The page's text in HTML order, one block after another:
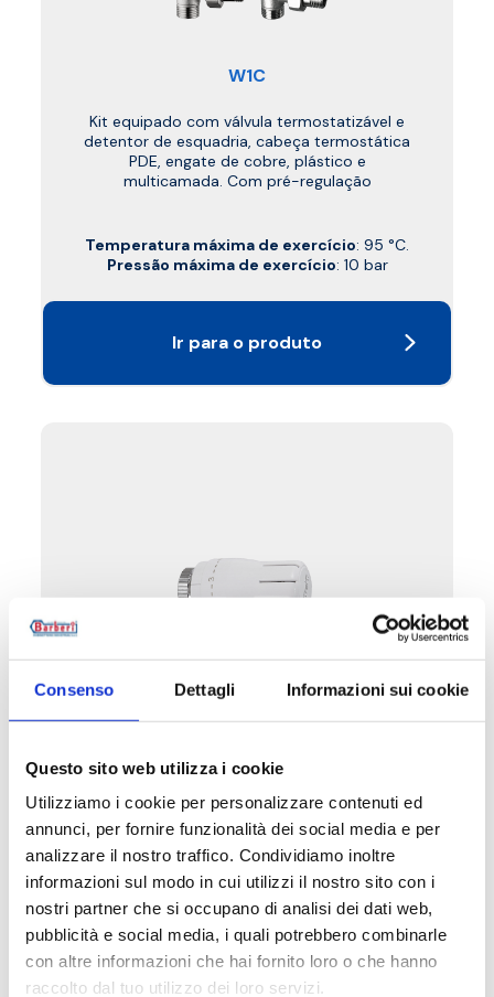
Consenso Dettagli Informazioni sui cookie
Questo sito web utilizza i cookie
Utilizziamo i cookie per personalizzare contenuti ed
annunci, per fornire funzionalità dei social media e per
analizzare il nostro traffico. Condividiamo inoltre
informazioni sul modo in cui utilizzi il nostro sito con i
nostri partner che si occupano di analisi dei dati web,
pubblicità e social media, i quali potrebbero combinarle
con altre informazioni che hai fornito loro o che hanno
raccolto dal tuo utilizzo dei loro servizi.
W1C
Kit equipado com válvula termostatizável e
detentor de esquadria, cabeça termostática
PDE, engate de cobre, plástico e
multicamada. Com pré-regulação
Temperatura máxima de exercício: 95 °C.
Pressão máxima de exercício: 10 bar
Ir para o produto
W1D
Kit equipado com válvula termostatizável e
detentor reto, cabeça termostática PDE,
engate de cobre, plástico e multicamada.
Com pré-regulação
Temperatura máxima de exercício
: 95 °C.
Pressão máxima de exercício: 10 bar